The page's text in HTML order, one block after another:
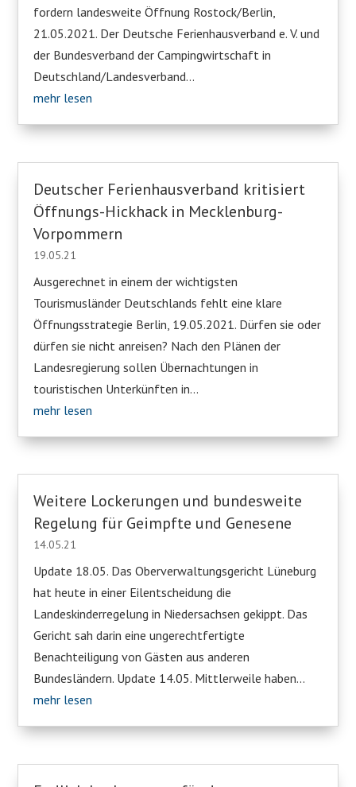
fordern landesweite Öffnung Rostock/Berlin,
21.05.2021. Der Deutsche Ferienhausverband e. V. und
der Bundesverband der Campingwirtschaft in
Deutschland/Landesverband...
mehr lesen
Deutscher Ferienhausverband kritisiert
Öffnungs-Hickhack in Mecklenburg-
Vorpommern
19.05.21
Ausgerechnet in einem der wichtigsten
Tourismusländer Deutschlands fehlt eine klare
Öffnungsstrategie Berlin, 19.05.2021. Dürfen sie oder
dürfen sie nicht anreisen? Nach den Plänen der
Landesregierung sollen Übernachtungen in
touristischen Unterkünften in...
mehr lesen
Weitere Lockerungen und bundesweite
Regelung für Geimpfte und Genesene
14.05.21
Update 18.05. Das Oberverwaltungsgericht Lüneburg
hat heute in einer Eilentscheidung die
Landeskinderregelung in Niedersachsen gekippt. Das
Gericht sah darin eine ungerechtfertigte
Benachteiligung von Gästen aus anderen
Bundesländern. Update 14.05. Mittlerweile haben...
mehr lesen